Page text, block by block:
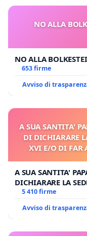
NO ALLA
NO ALLA
653 firme
Avviso di
A SUA SANTITA'
DI DICHIARARE
XVI E/O DI FAR
A SUA SANTITA'
DICHIARARE LA
E/O DI FAR APRIRE
5 410 firme
Avviso di